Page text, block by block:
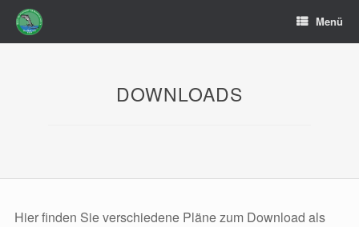
Inhalt
springen
Menü
DOWNLOADS
Hier finden Sie verschiedene Pläne zum Download als